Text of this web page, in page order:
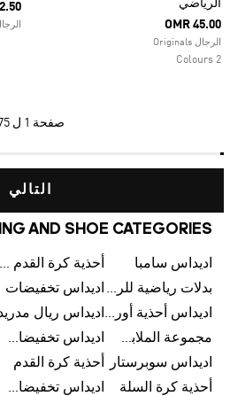
الرياضي
OMR 45.00
الرجال Originals
2 Colours
صفحة 1 ل 75
التالي
AND SHOE CATEGORIES
اديداس سامبا أحذية كرة القدم للرجال
بدلات رياضية للرجال اديداس تخفيضات
اديداس أحذية أورجينالز اديداس ريال
مجموعة الملابس الرياضية
اديداس تخفيضات للأطفال
اديداس سوبرستار
أحذية كرة القدم
أحذية كرة السلة
اديداس تخفيضات للرجال